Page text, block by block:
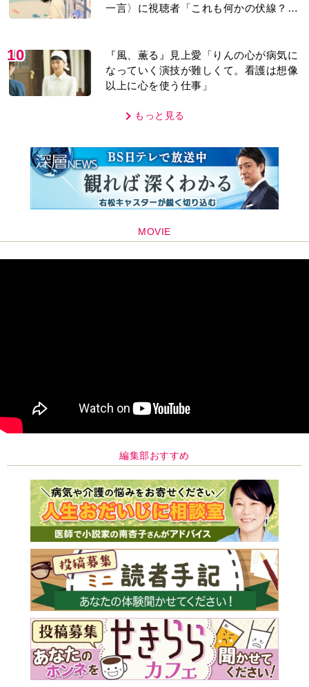
一言〉に視聴者「これも何かの伏線？」
10
『風、薫る』見上愛「りんの心が病気に
なっていく演技が難しくて。看護は想像
以上に心を使う仕事」
もっと見る
MOVIE
編集部おすすめ